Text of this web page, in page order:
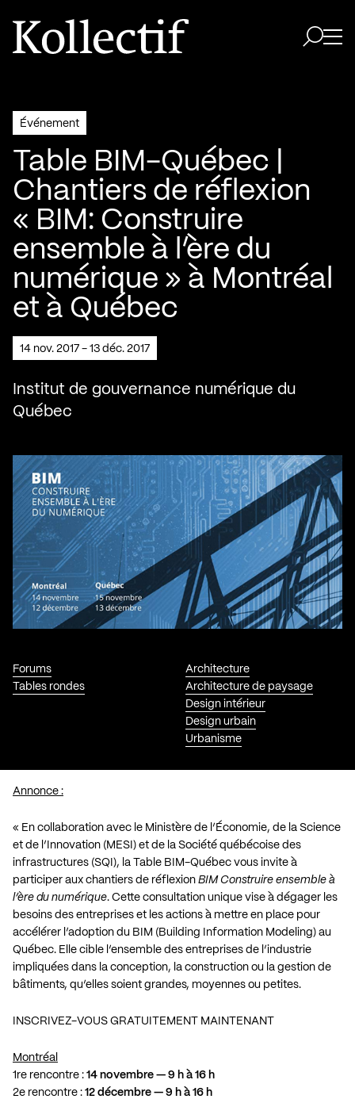
Aller à la page d'accueil
Logo Kollectif
Événement
Table BIM-Québec |
Chantiers de réflexion
« BIM: Construire
ensemble à l’ère du
numérique » à Montréal
et à Québec
14 nov. 2017 - 13 déc. 2017
Institut de gouvernance numérique du
Québec
Forums
Tables rondes
Architecture
Architecture de paysage
Design intérieur
Design urbain
Urbanisme
Annonce :
« En collaboration avec le Ministère de l’Économie, de la Science
et de l’Innovation (MESI) et de la Société québécoise des
infrastructures (SQI), la Table BIM-Québec vous invite à
participer aux chantiers de réflexion BIM Construire ensemble à
l’ère du numérique. Cette consultation unique vise à dégager les
besoins des entreprises et les actions à mettre en place pour
accélérer l’adoption du BIM (Building Information Modeling) au
Québec. Elle cible l’ensemble des entreprises de l’industrie
impliquées dans la conception, la construction ou la gestion de
bâtiments, qu’elles soient grandes, moyennes ou petites.
INSCRIVEZ-VOUS GRATUITEMENT MAINTENANT
Montréal
1re rencontre : 14 novembre — 9 h à 16 h
2e rencontre : 12 décembre — 9 h à 16 h